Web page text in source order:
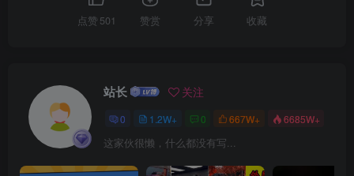
点赞 501 赞赏 分享 收藏
站长 关注
0 1.2W+ 0 667W+ 6685W+
这家伙很懒，什么都没有写...